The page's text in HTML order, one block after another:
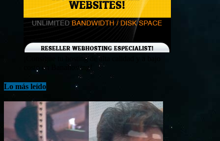
¡Consigue tu hosting de alta calidad y a bajo
costo en Banahosting!
Lo más leído